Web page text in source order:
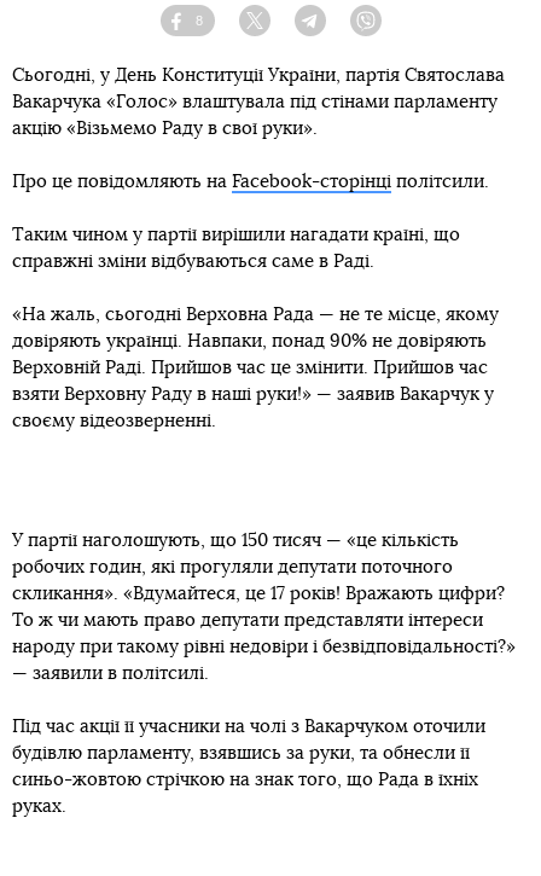
Facebook
8
Twitter TelegramViber
Сьогодні, у День Конституції України, партія Святослава
Вакарчука «Голос» влаштувала під стінами парламенту
акцію «Візьмемо Раду в свої руки».
Про це повідомляють на Facebook-сторінці політсили.
Таким чином у партії вирішили нагадати країні, що
справжні зміни відбуваються саме в Раді.
«На жаль, сьогодні Верховна Рада — не те місце, якому
довіряють українці. Навпаки, понад 90% не довіряють
Верховній Раді. Прийшов час це змінити. Прийшов час
взяти Верховну Раду в наші руки!» — заявив Вакарчук у
своєму відеозверненні.
У партії наголошують, що 150 тисяч — «це кількість
робочих годин, які прогуляли депутати поточного
скликання». «Вдумайтеся, це 17 років! Вражають цифри?
То ж чи мають право депутати представляти інтереси
народу при такому рівні недовіри і безвідповідальності?»
— заявили в політсилі.
Під час акції її учасники на чолі з Вакарчуком оточили
будівлю парламенту, взявшись за руки, та обнесли її
синьо-жовтою стрічкою на знак того, що Рада в їхніх
руках.